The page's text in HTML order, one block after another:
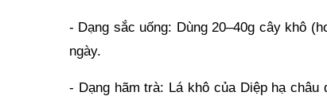
- Dạng sắc uống: Dùng 20–40g cây khô
ngày.
- Dạng hãm trà: Lá khô của Diệp hạ